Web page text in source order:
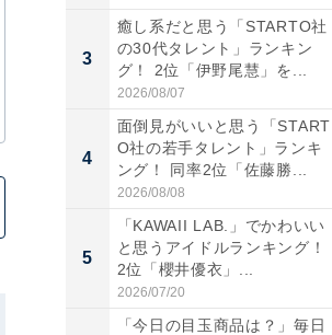
3
癒し系だと思う「STARTO社
の30代タレント」ランキン
グ！ 2位「伊野尾慧」を...
2026/08/07
4
面倒見がいいと思う「START
O社の若手タレント」ランキ
ング！ 同率2位「佐藤勝...
2026/08/08
5
「KAWAII LAB.」でかわいい
と思うアイドルランキング！
2位「櫻井優衣」...
2026/07/20
「今日の目玉商品は？」毎日